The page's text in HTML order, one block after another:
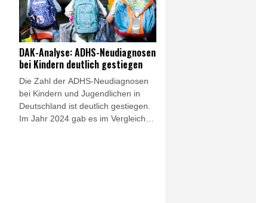
Schritt halten zu können", sagte
Dobrindt der "Bild am Sonntag". Am
18. August solle am Testflughafen
des Deutschen Zentrums für Luft-
und Raumfahrt (DLR) in Cochstedt
in Sachsen-Anhalt eine neue
Forschungseinrichtung für
Drohnensicherheit errichtet werden.
DAK-Analyse: ADHS-Neudiagnosen
bei Kindern deutlich gestiegen
Die Zahl der ADHS-Neudiagnosen
bei Kindern und Jugendlichen in
Deutschland ist deutlich gestiegen.
Im Jahr 2024 gab es im Vergleich